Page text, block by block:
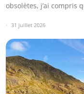
obsolètes, j’ai compris
31 juillet 2026